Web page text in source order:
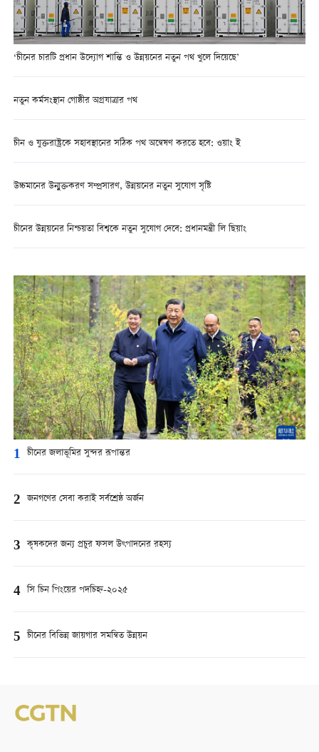
‘চীনের চারটি প্রধান উদ্যোগ শান্তি ও উন্নয়নের নতুন পথ খুলে দিয়েছে’
নতুন কর্মসংস্থান গোষ্ঠীর অগ্রযাত্রার পথ
চীন ও যুক্তরাষ্ট্রকে সহাবস্থানের সঠিক পথ অন্বেষণ করতে হবে: ওয়াং ই
উচ্চমানের উন্মুক্তকরণ সম্প্রসারণ, উন্নয়নের নতুন সুযোগ সৃষ্টি
চীনের উন্নয়নের নিশ্চয়তা বিশ্বকে নতুন সুযোগ দেবে: প্রধানমন্ত্রী লি ছিয়াং
1 চীনের জলাভূমির সুন্দর রূপান্তর
2 জনগণের সেবা করাই সর্বশ্রেষ্ঠ অর্জন
3 কৃষকদের জন্য প্রচুর ফসল উৎপাদনের রহস্য
4 সি চিন পিংয়ের পদচিহ্ন-২০২৫
5 চীনের বিভিন্ন জায়গার সমন্বিত উন্নয়ন